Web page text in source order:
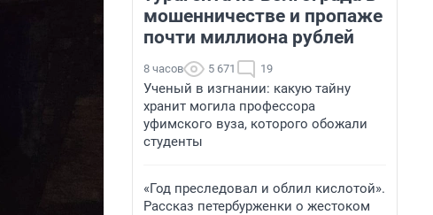
мошенничестве и пропаже
почти миллиона рублей
8 часов 5 671 19
Ученый в изгнании: какую тайну
хранит могила профессора
уфимского вуза, которого обожали
студенты
«Год преследовал и облил кислотой».
Рассказ петербурженки о жестоком